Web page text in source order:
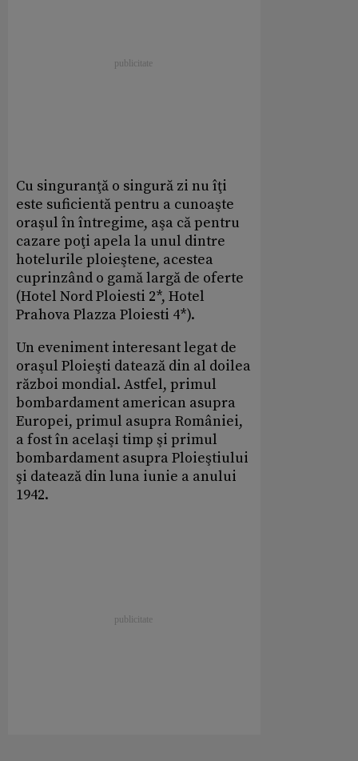
Cu singuranţă o singură zi nu îţi
este suficientă pentru a cunoaşte
oraşul în întregime, aşa că pentru
cazare poţi apela la unul dintre
hotelurile ploieştene, acestea
cuprinzând o gamă largă de oferte
(Hotel Nord Ploiesti 2*, Hotel
Prahova Plazza Ploiesti 4*).
Un eveniment interesant legat de
oraşul Ploieşti datează din al doilea
război mondial. Astfel, primul
bombardament american asupra
Europei, primul asupra României,
a fost în acelaşi timp şi primul
bombardament asupra Ploieştiului
şi datează din luna iunie a anului
1942.